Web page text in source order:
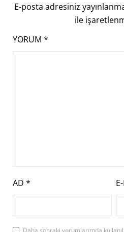
E-posta adresiniz
ile
YORUM *
AD *
Daha sonraki yorumlarımda